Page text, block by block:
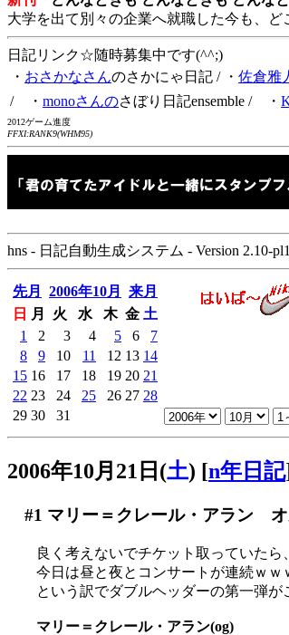
大学を出て別々の企業へ就職した今も、
日記リンク☆随時募集中です(^^;)
・ おさかなさんのさかにゃ日記 / ・ 佐倉雅
/ ・ monoさんのさぼり日記ensemble / ・
2012ゲーム進度
FFXI:RANK9(WHM95)
hns - 日記自動生成システム - Version 2.10-pl1
先月 2006年10月
来月
日
月 火 水 木 金 土
1
2 3 4 5 6
7
8
9 10 11 12 13 14
15 16 17 18 19 20 21
22 23 24 25 26 27 28
29 30 31
2006年10月21日(土) [n年日記
#1 マリー＝クレール・アラン オ
良く考えないでチケット取っていたら、
今日は昼と夜とコンサートが連続ｗｗ
という訳でダブルヘッダーの第一弾が
マリー＝クレール・アラン(og)